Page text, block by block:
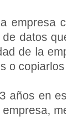
empresa
datos
de la
o
años en